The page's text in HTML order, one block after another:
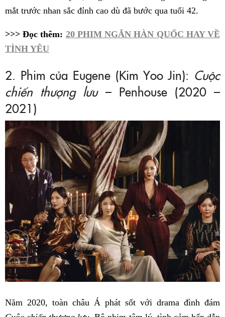
mắt trước nhan sắc đỉnh cao dù đã bước qua tuổi 42.
>>> Đọc thêm: 20 PHIM NGẮN HÀN QUỐC HAY VỀ
TÌNH YÊU
2. Phim của Eugene (Kim Yoo Jin): Cuộc
chiến thượng lưu– Penhouse (2020 –
2021)
Năm 2020, toàn châu Á phát sốt với drama đình đám